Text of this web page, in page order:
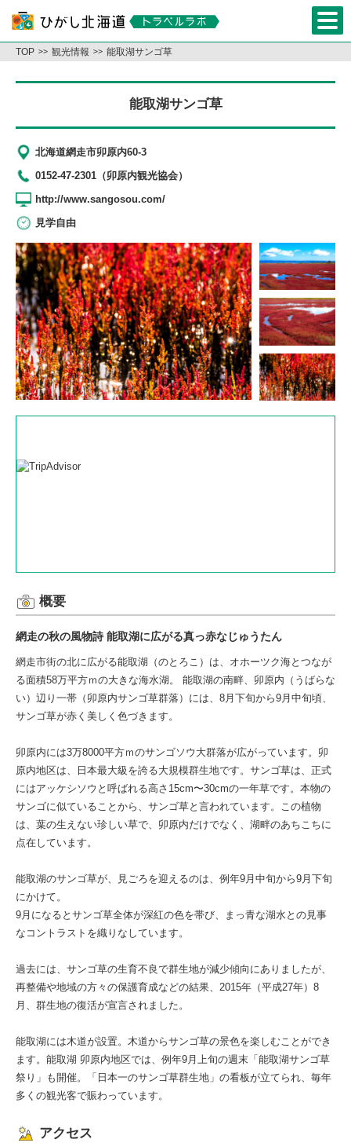
TOP 観光情報 能取湖サンゴ草
能取湖サンゴ草
北海道網走市卯原内60-3
0152-47-2301（卯原内観光協会）
http://www.sangosou.com/
見学自由
概要
網走の秋の風物詩 能取湖に広がる真っ赤なじゅうたん
網走市街の北に広がる能取湖（のとろこ）は、オホーツク海とつなが
る面積58万平方ｍの大きな海水湖。 能取湖の南畔、卯原内（うばらな
い）辺り一帯（卯原内サンゴ草群落）には、8月下旬から9月中旬頃、
サンゴ草が赤く美しく色づきます。
卯原内には3万8000平方ｍのサンゴソウ大群落が広がっています。卯
原内地区は、日本最大級を誇る大規模群生地です。サンゴ草は、正式
にはアッケシソウと呼ばれる高さ15cm〜30cmの一年草です。本物の
サンゴに似ていることから、サンゴ草と言われています。この植物
は、葉の生えない珍しい草で、卯原内だけでなく、湖畔のあちこちに
点在しています。
能取湖のサンゴ草が、見ごろを迎えるのは、例年9月中旬から9月下旬
にかけて。
9月になるとサンゴ草全体が深紅の色を帯び、まっ青な湖水との見事
なコントラストを織りなしています。
過去には、サンゴ草の生育不良で群生地が減少傾向にありましたが、
再整備や地域の方々の保護育成などの結果、2015年（平成27年）8
月、群生地の復活が宣言されました。
能取湖には木道が設置。木道からサンゴ草の景色を楽しむことができ
ます。能取湖 卯原内地区では、例年9月上旬の週末「能取湖サンゴ草
祭り」も開催。「日本一のサンゴ草群生地」の看板が立てられ、毎年
多くの観光客で賑わっています。
アクセス